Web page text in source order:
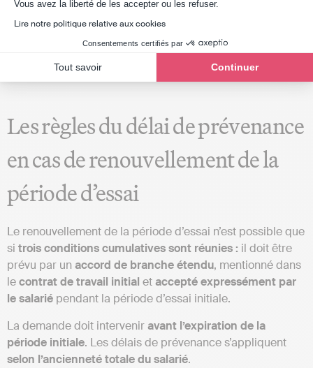
Vous avez la liberté de les accepter ou les refuser.
Lire notre politique relative aux cookies
Consentements certifiés par
Tout savoir Continuer
comme une rupture justifiée par un autre emploi déjà
trouvé ou pour des raisons légitimes (harcèlement, non-
paiement du salaire).
Les règles du délai de prévenance
en cas de renouvellement de la
période d’essai
Le renouvellement de la période d’essai n’est possible que
si trois conditions cumulatives sont réunies : il doit être
prévu par un accord de branche étendu, mentionné dans
lecontrat de travail initial etaccepté expressément par
le salarié pendant la période d’essai initiale.
La demande doit interveniravant l’expiration de la
période initiale. Les délais de prévenance s’appliquent
selon l’ancienneté totale du salarié.